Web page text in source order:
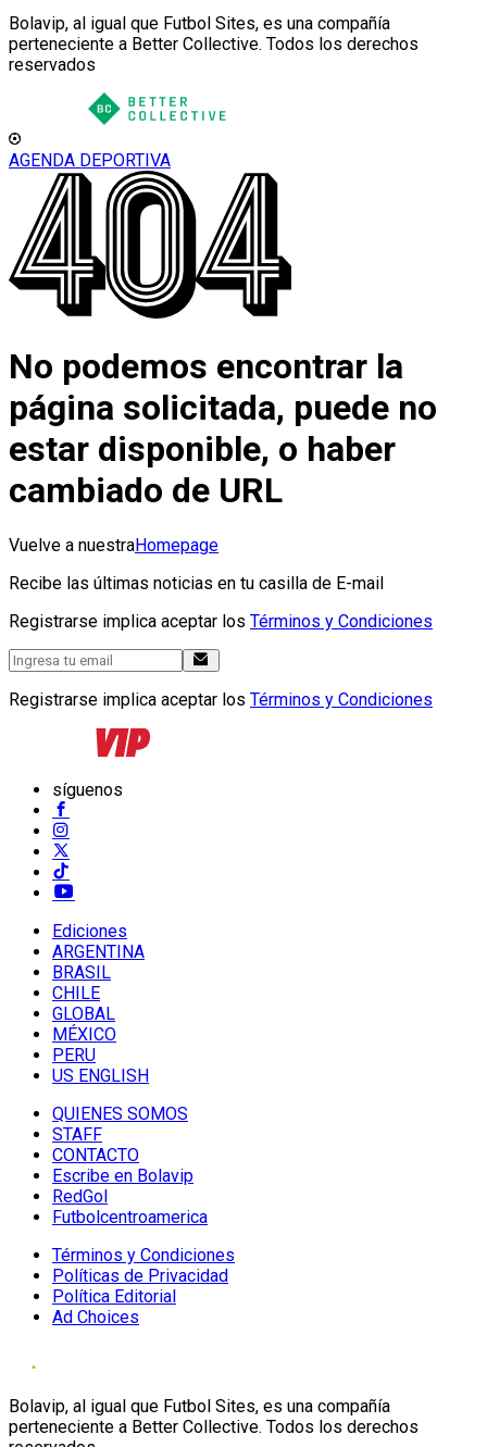
Bolavip, al igual que Futbol Sites, es una compañía
perteneciente a Better Collective. Todos los derechos
reservados
AGENDA DEPORTIVA
No podemos encontrar la
página solicitada, puede no
estar disponible, o haber
cambiado de URL
Vuelve a nuestraHomepage
Recibe las últimas noticias en tu casilla de E-mail
Registrarse implica aceptar los Términos y Condiciones
Registrarse implica aceptar los Términos y Condiciones
síguenos
Ediciones
ARGENTINA
BRASIL
CHILE
GLOBAL
MÉXICO
PERU
US ENGLISH
QUIENES SOMOS
STAFF
CONTACTO
Escribe en Bolavip
RedGol
Futbolcentroamerica
Términos y Condiciones
Políticas de Privacidad
Política Editorial
Ad Choices
Bolavip, al igual que Futbol Sites, es una compañía
perteneciente a Better Collective. Todos los derechos